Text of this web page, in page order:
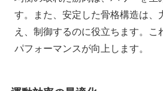
す。また、安定した骨格構造は、
え、制御するのに役立ちます。こ
パフォーマンスが向上します。